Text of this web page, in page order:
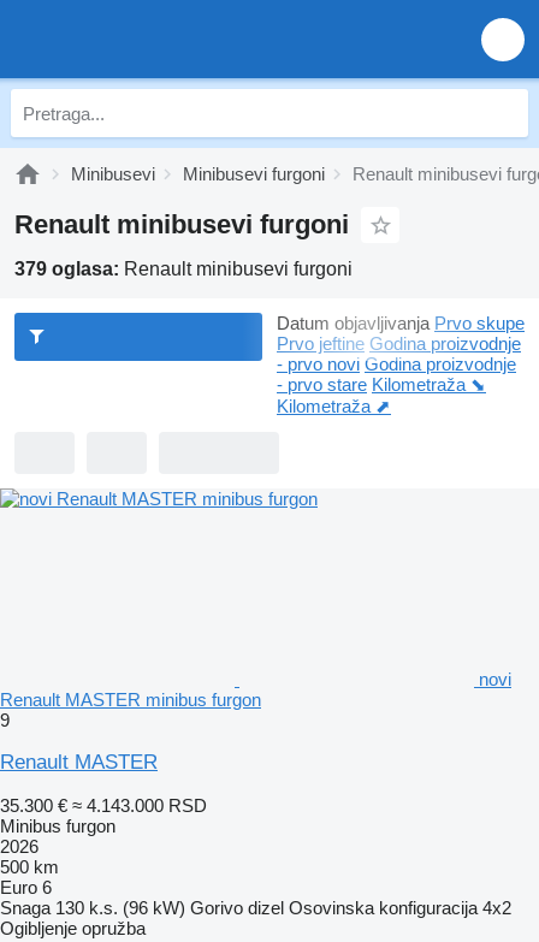
Minibusevi Minibusevi furgoni Renault minibusevi
Renault minibusevi furgoni
379 oglasa: Renault minibusevi furgoni
Datum objavljivanja Prvo skupe
Prvo jeftine Godina proizvodnje
- prvo novi Godina proizvodnje
- prvo stare Kilometraža ⬊
Kilometraža ⬈
novi
Renault MASTER minibus furgon
9
Renault MASTER
35.300 € ≈ 4.143.000 RSD
Minibus furgon
2026
500 km
Euro 6
Snaga 130 k.s. (96 kW) Gorivo dizel Osovinska konfiguracija 4x2
Ogibljenje opružba